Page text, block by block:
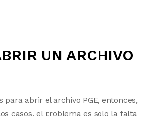
UN ARCHIVO
para abrir el archivo PGE, entonces,
casos, el problema es solo la falta